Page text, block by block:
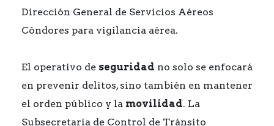
Dirección General de Servicios Aéreos
Cóndores para vigilancia aérea.
El operativo de seguridad no solo se enfocará
en prevenir delitos, sino también en mantener
el orden público y la movilidad. La
Subsecretaría de Control de Tránsito